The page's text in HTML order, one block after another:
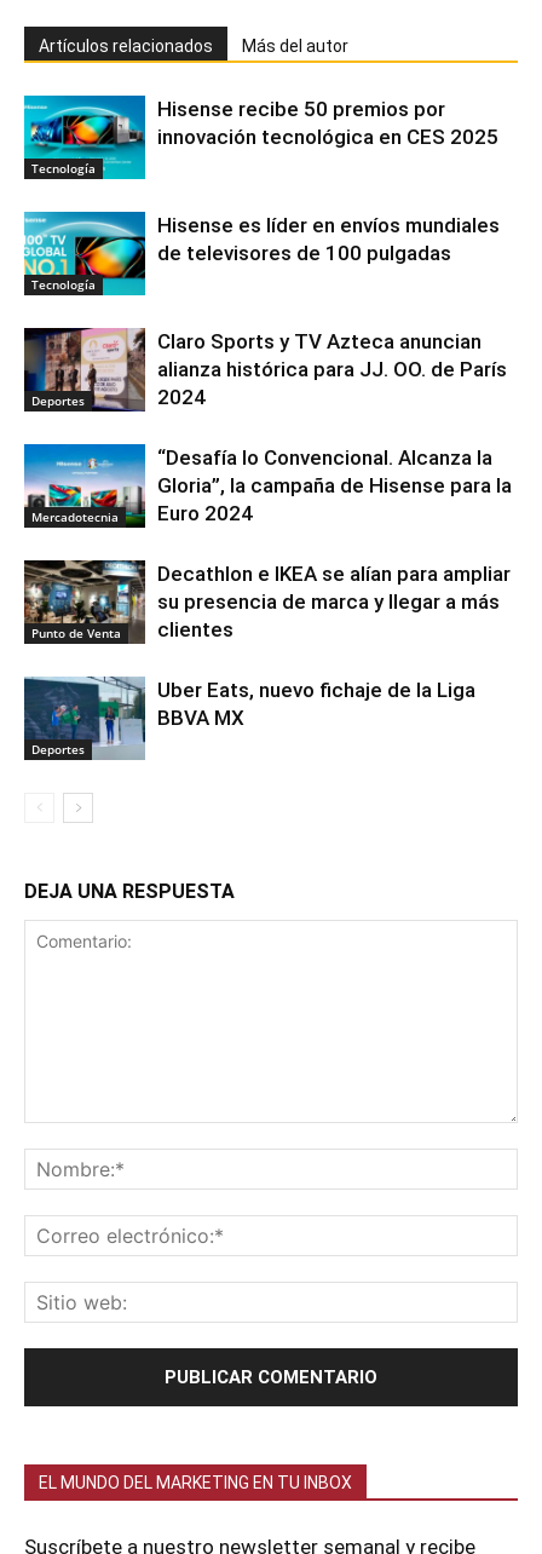
Artículos relacionados Más del autor
Tecnología
Hisense recibe 50 premios por
innovación tecnológica en CES 2025
Tecnología
Hisense es líder en envíos mundiales
de televisores de 100 pulgadas
Deportes
Claro Sports y TV Azteca anuncian
alianza histórica para JJ. OO. de París
2024
Mercadotecnia
“Desafía lo Convencional. Alcanza la
Gloria”, la campaña de Hisense para la
Euro 2024
Punto de Venta
Decathlon e IKEA se alían para ampliar
su presencia de marca y llegar a más
clientes
Deportes
Uber Eats, nuevo fichaje de la Liga
BBVA MX
DEJA UNA RESPUESTA
EL MUNDO DEL MARKETING EN TU INBOX
Suscríbete a nuestro newsletter semanal y recibe